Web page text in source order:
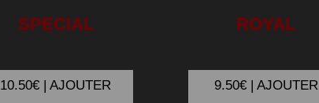
SPECIAL
10.50€ | AJOUTER
ROYAL
9.50€ | AJOUTER